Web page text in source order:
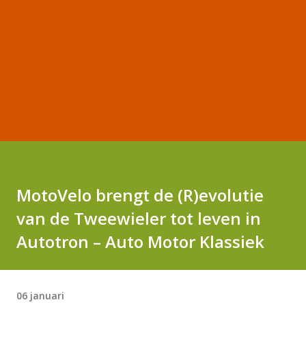
MotoVelo brengt de (R)evolutie
van de Tweewieler tot leven in
Autotron – Auto Motor Klassiek
06 januari